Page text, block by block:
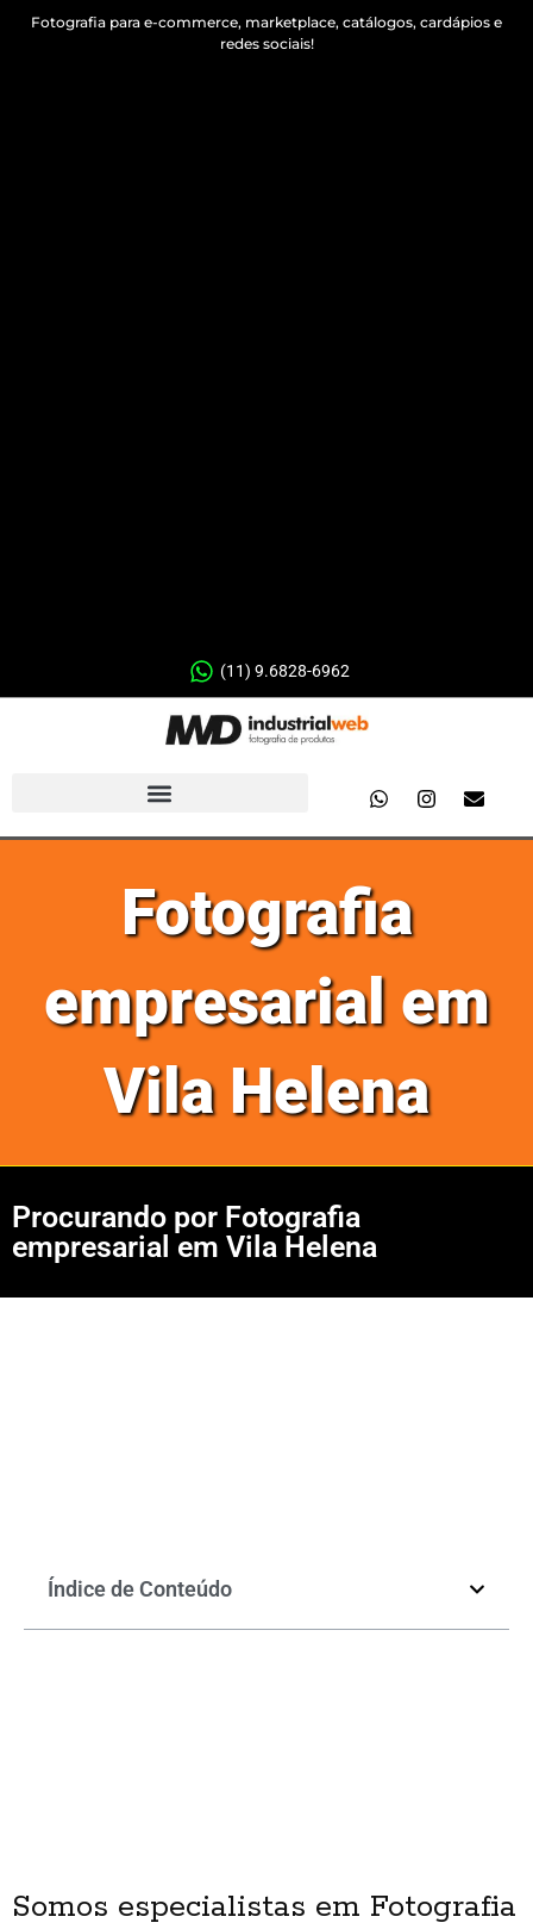
Fotografia para e-commerce, marketplace, catálogos, cardápios e
redes sociais!
(11) 9.6828-6962
Fotografia
empresarial em
Vila Helena
Procurando por Fotografia
empresarial em Vila Helena
Índice de Conteúdo
Somos especialistas em Fotografia